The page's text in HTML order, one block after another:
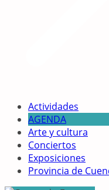
Actividades
AGENDA
Arte y cultura
Conciertos
Exposiciones
Provincia de